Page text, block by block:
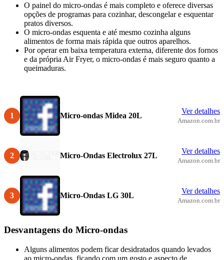
O painel do micro-ondas é mais completo e oferece diversas
opções de programas para cozinhar, descongelar e esquentar
pratos diversos.
O micro-ondas esquenta e até mesmo cozinha alguns
alimentos de forma mais rápida que outros aparelhos.
Por operar em baixa temperatura externa, diferente dos fornos
e da própria Air Fryer, o micro-ondas é mais seguro quanto a
queimaduras.
1 Micro-ondas Midea 20L
Ver detalhes
Amazon.com.br
2 Micro-Ondas Electrolux 27L
Ver detalhes
Amazon.com.br
3 Micro-Ondas LG 30L
Ver detalhes
Amazon.com.br
Desvantagens do Micro-ondas
Alguns alimentos podem ficar desidratados quando levados